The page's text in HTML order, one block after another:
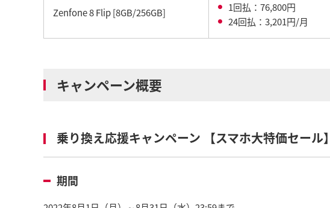
Zenfone 8 Flip [8GB/256GB]
1回払：76,800円
24回払：3,201円/月
キャンペーン概要
乗り換え応援キャンペーン 【スマホ大特価セール】
期間